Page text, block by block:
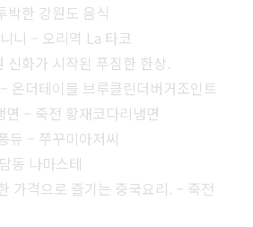
박한 강원도 음식
니 – 오리역 La 타코
신화가 시작된 푸짐한 한상.
온더테이블 브루클린더버거조인트
– 죽전 황재코다리냉면
듀 – 쭈꾸미아저씨
동 나마스테
가격으로 즐기는 중국요리. – 죽전